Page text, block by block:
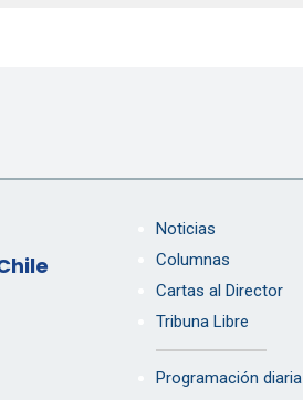
Noticias
Columnas
Cartas al Director
Tribuna Libre
Programación diaria